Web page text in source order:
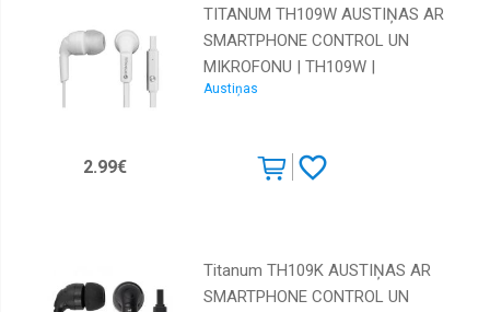
TITANUM TH109W AUSTIŅAS AR
SMARTPHONE CONTROL UN
MIKROFONU | TH109W |
5901299919156
Austiņas
2.99€
Titanum TH109K AUSTIŅAS AR
SMARTPHONE CONTROL UN